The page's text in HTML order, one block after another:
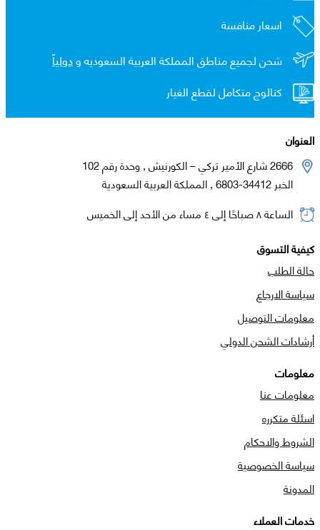
اسعار منافسة
شحن لجميع مناطق المملكة العربية السعوديه ودولياً
كتالوج متكامل لقطع الغيار
العنوان
2666 شارع الأمير تركي – الكورنيش , وحدة رقم 102
الخبر 34412-6803 , المملكة العربية السعودية
الساعة ٨ صباحًا إلى ٤ مساء من الأحد إلى الخميس
كيفية التسوق
حالة الطلب
سياسة الارجاع
معلومات التوصيل
أرشادات الشحن الدولي
معلومات
معلومات عنا
اسئلة متكرره
الشروط والاحكام
سياسة الخصوصية
المدونة
خدمات العملاء